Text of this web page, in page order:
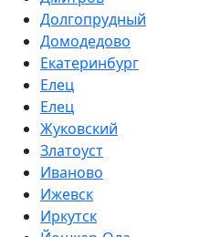
Долгопрудный
Домодедово
Екатеринбург
Елец
Елец
Жуковский
Златоуст
Иваново
Ижевск
Иркутск